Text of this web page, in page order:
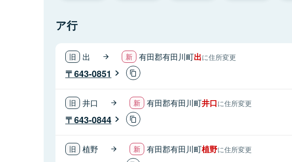
ア行
出 有田郡有田川町出に住所変更
643-0851
井口 有田郡有田川町井口に住所変更
643-0844
植野 有田郡有田川町植野に住所変更